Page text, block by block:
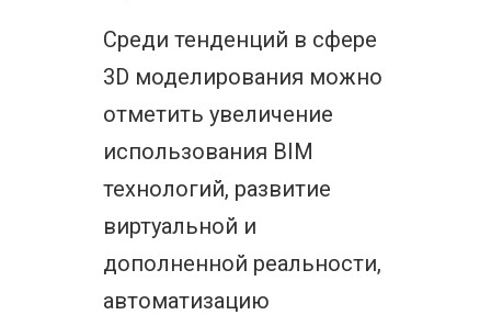
Среди тенденций в сфере
3D моделирования можно
отметить увеличение
использования BIM
технологий, развитие
виртуальной и
дополненной реальности,
автоматизацию